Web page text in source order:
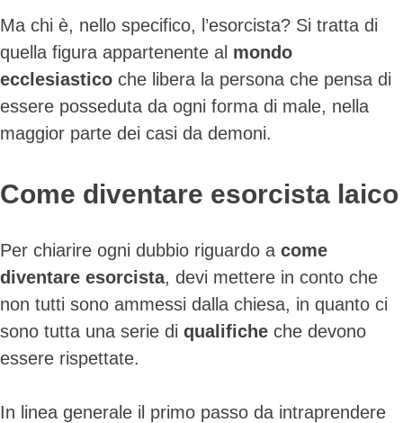
Ma chi è, nello specifico, l’esorcista? Si tratta di
quella figura appartenente al mondo
ecclesiastico che libera la persona che pensa di
essere posseduta da ogni forma di male, nella
maggior parte dei casi da demoni.
Come diventare esorcista laico
Per chiarire ogni dubbio riguardo a come
diventare esorcista, devi mettere in conto che
non tutti sono ammessi dalla chiesa, in quanto ci
sono tutta una serie di qualifiche che devono
essere rispettate.
In linea generale il primo passo da intraprendere